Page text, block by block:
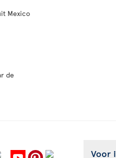
Mexico
de
Voor